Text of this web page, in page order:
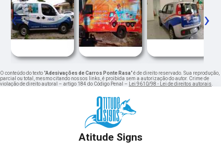
‹ ›
O conteúdo do texto "Adesivações de Carros Ponte Rasa" é de direito reservado. Sua reprodução,
parcial ou total, mesmo citando nossos links, é proibida sem a autorização do autor. Crime de
violação de direito autoral – artigo 184 do Código Penal –
Lei 9610/98 - Lei de direitos autorais
Atitude Signs